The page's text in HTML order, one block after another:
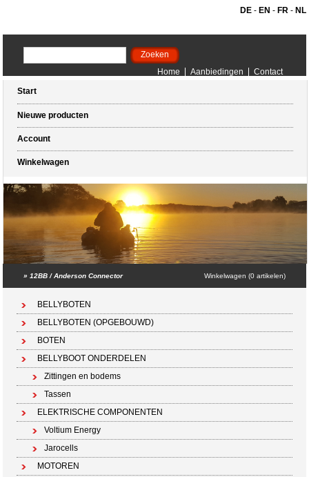
DE- EN - FR- NL
Home Aanbiedingen
Contact
Start
Nieuwe producten
Account
Winkelwagen
»12BB / Anderson Connector Winkelwagen (0 artikelen)
BELLYBOTEN
BELLYBOTEN (OPGEBOUWD)
BOTEN
BELLYBOOT ONDERDELEN
Zittingen en bodems
Tassen
ELEKTRISCHE COMPONENTEN
Voltium Energy
Jarocells
MOTOREN